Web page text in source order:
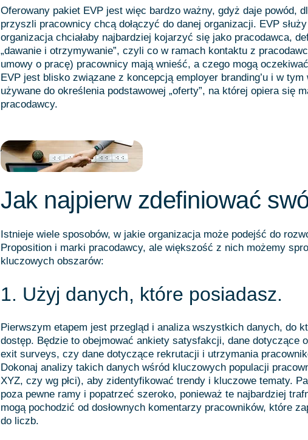
Oferowany pakiet EVP jest więc bardzo ważny, gdyż daje powód,
przyszli pracownicy chcą dołączyć do danej organizacji. EVP
organizacja chciałaby najbardziej kojarzyć się jako pracodawca,
„dawanie i otrzymywanie”, czyli co w ramach kontaktu z
umowy o pracę) pracownicy mają wnieść, a czego mogą
EVP jest blisko związane z koncepcją employer branding’u i w tym
używane do określenia podstawowej „oferty”, na której opiera się
pracodawcy.
Jak najpierw zdefiniować
Istnieje wiele sposobów, w jakie organizacja może podejść do
Proposition i marki pracodawcy, ale większość z nich możemy
kluczowych obszarów:
1. Użyj danych, które posiadasz.
Pierwszym etapem jest przegląd i analiza wszystkich danych, do
dostęp. Będzie to obejmować ankiety satysfakcji, dane dotyczące
exit surveys, czy dane dotyczące rekrutacji i utrzymania
Dokonaj analizy takich danych wśród kluczowych populacji
XYZ, czy wg płci), aby zidentyfikować trendy i kluczowe tematy.
poza pewne ramy i popatrzeć szeroko, ponieważ te najbardziej
mogą pochodzić od dosłownych komentarzy pracowników, które
do liczb.